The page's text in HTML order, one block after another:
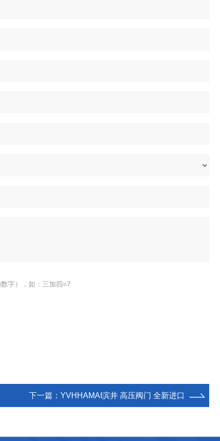
字），如：三加四=7
下一篇： YVHHAMAI滨井 高压阀门 全新进口